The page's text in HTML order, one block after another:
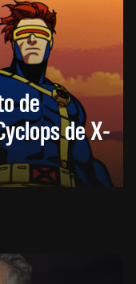
de
de X-